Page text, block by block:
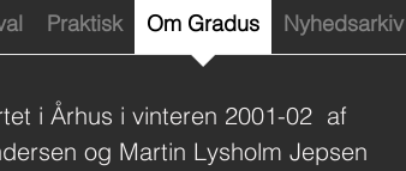
Praktisk Om Gradus Nyhedsarkiv
i Århus i vinteren 2001-02 af
og Martin Lysholm Jepsen